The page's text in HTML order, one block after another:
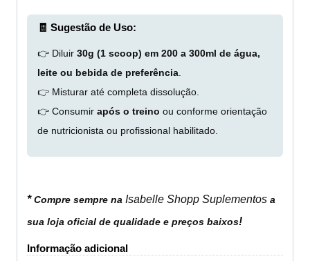
🧾 Sugestão de Uso:
👉 Diluir 30g (1 scoop) em 200 a 300ml de água,
leite ou bebida de preferência
👉 Misturar até completa dissolução.
👉 Consumir após o treino ou conforme orientação
de nutricionista ou profissional habilitado.
*Compre sempre na Isabelle Shopp Suplementos a
sua loja oficial de qualidade e preços baixos!
Informação adicional